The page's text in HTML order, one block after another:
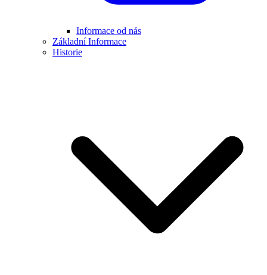
Informace od nás
Základní Informace
Historie